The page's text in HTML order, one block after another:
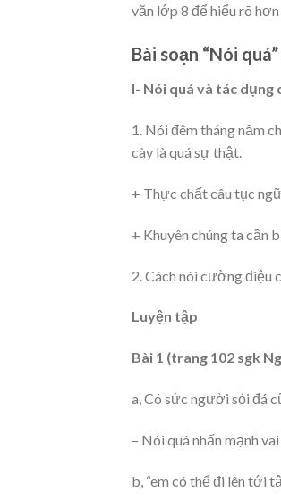
văn lớp 8 để hiểu rõ
Bài soạn “Nói
I- Nói quá và tác dụng
1. Nói đêm tháng năm
cày là quá sự thật.
+ Thực chất câu tục
+ Khuyên chúng ta cần
2. Cách nói cường điệu
Luyện tập
Bài 1 (trang 102 sgk
a, Có sức người sỏi đá
– Nói quá nhấn mạnh
b, “em có thể đi lên tới